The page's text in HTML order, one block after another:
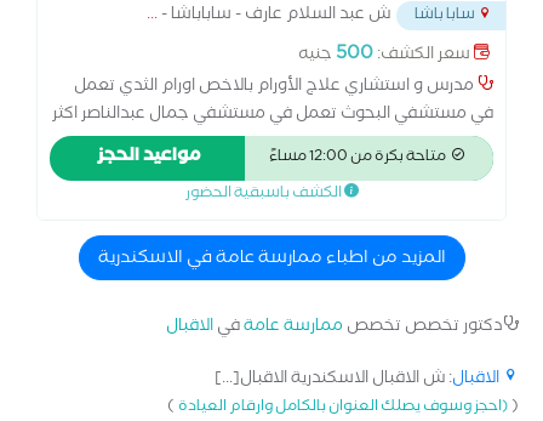
سابا باشا ش عبد السلام عارف - ساباباشا -...
سعر الكشف:500 جنيه
مدرس و استشاري علاج الأورام بالاخص اورام الثدي تعمل
في مستشفي البحوث تعمل في مستشفي جمال عبدالناصر اكثر
من 15 سنه تم الترقيه الي استاذ دكتور زميل جامعه بافيا-ايطاليا
استاذ مساعد واستشاري الأورام والطب النووي
متاحة بكرة من 12:00 مساءً مواعيد الحجز
الكشف باسبقية الحضور
المزيد من اطباء ممارسة عامة في الاسكندرية
دكتور تخصص تخصص ممارسة عامةفيالاقبال
الاقبال: ش الاقبال الاسكندرية الاقبال[...]
((احجز وسوف يصلك العنوان بالكامل وارقام العيادة)